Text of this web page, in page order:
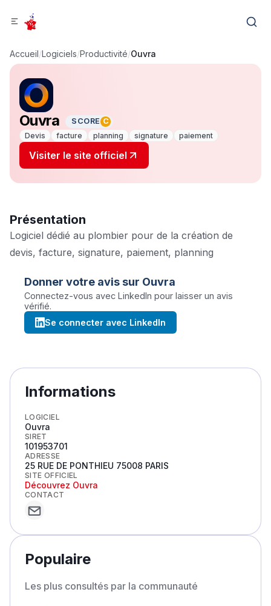
Accueil/Logiciels/Productivité/Ouvra
Ouvra SCORE C
Devis
facture planning signature paiement
Visiter le site officiel
Présentation
Logiciel dédié au plombier pour de la création de
devis, facture, signature, paiement, planning
Donner votre avis sur Ouvra
Connectez-vous avec LinkedIn pour laisser un avis
vérifié.
Se connecter avec LinkedIn
Informations
LOGICIEL
Ouvra
SIRET
101953701
ADRESSE
25 RUE DE PONTHIEU 75008 PARIS
SITE OFFICIEL
Découvrez Ouvra
CONTACT
Populaire
Les plus consultés par la communauté